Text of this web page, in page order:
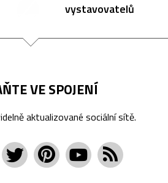
vystavovatelů
VE SPOJENÍ
aktualizované sociální sítě.